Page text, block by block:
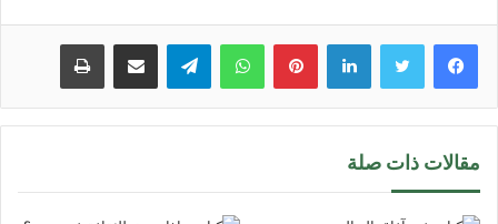
لينكدإن بينتيريستواتساب تيلقرام مشاركة عبر البريد طباعة
مقالات ذات صلة